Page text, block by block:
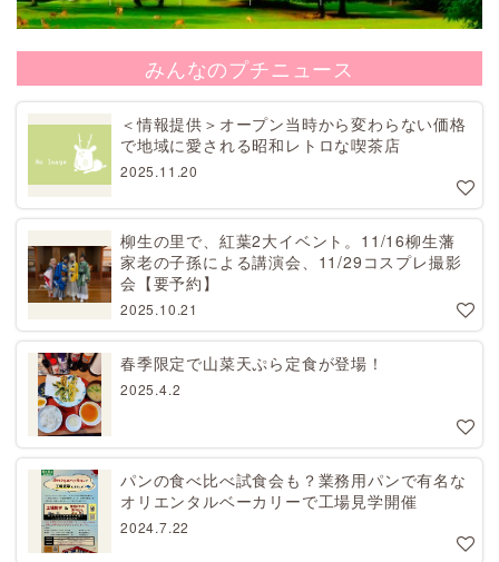
みんなのプチニュース
＜情報提供＞オープン当時から変わらない価格
で地域に愛される昭和レトロな喫茶店
2025.11.20
柳生の里で、紅葉2大イベント。11/16柳生藩
家老の子孫による講演会、11/29コスプレ撮影
会【要予約】
2025.10.21
春季限定で山菜天ぷら定食が登場！
2025.4.2
パンの食べ比べ試食会も？業務用パンで有名な
オリエンタルベーカリーで工場見学開催
2024.7.22